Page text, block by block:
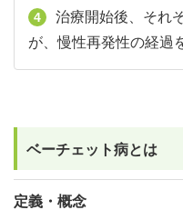
4
治療開始後、それ
が、慢性再発性の経過
ベーチェット病とは
定義・概念